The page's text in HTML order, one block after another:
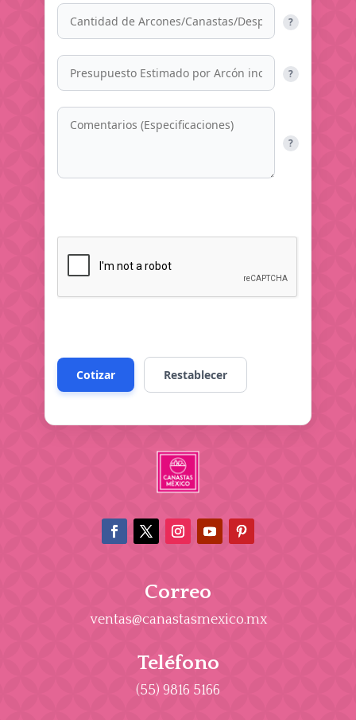
?
?
?
Correo
ventas@canastasmexico.mx
Teléfono
(55) 9816 5166